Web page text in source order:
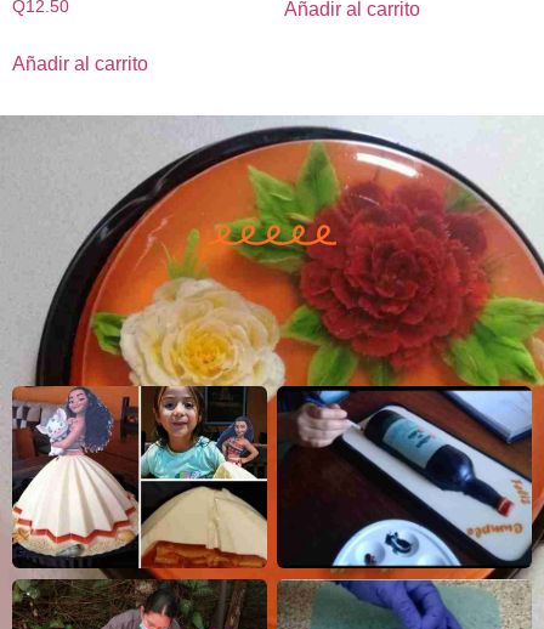
Q12.50
Añadir al carrito
Añadir al carrito